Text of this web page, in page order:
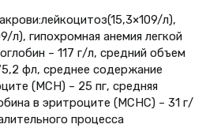
л),
л), гипохромная анемия легкой
– 117 г/л, средний объем
фл, среднее содержание
(MCH) – 25 пг, средняя
в эритроците (MCHC) – 31 г/
процесса